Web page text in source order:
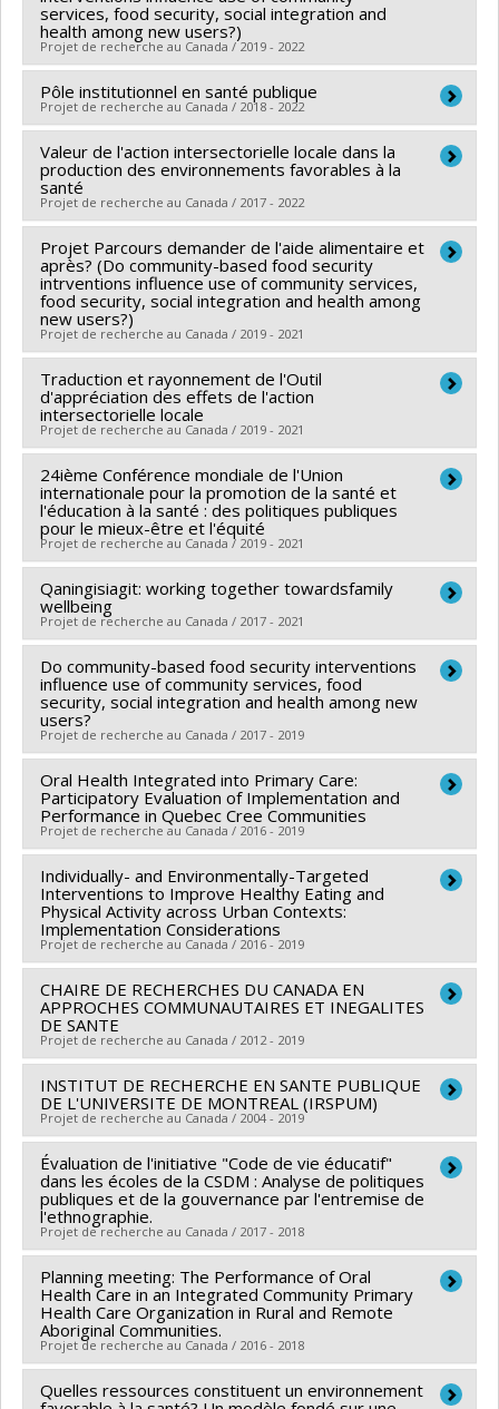
,Isabelle Laurin,Patrick Morency,Rachel Engler-
Stringer ,Éric Robitaille, Jat Sandhu
Sources de financement :IRSC/Instituts de recherche
en santé du Canada
Programmes de subvention :PVXXXXXX-Subvention
d'équipe
en santé du Canada
Programmes de subvention :PVXXXXXX-Prix
services, food security, social integration and
health among new users?)
Projet de recherche au Canada / 2019 - 2022
Chercheur principal : Louise Potvin
Co-chercheurs : Geneviève Mercille
Sources de financement :Fondation du Grand
Montréal
Programmes de subvention :
Pôle institutionnel en santé publique
Projet de recherche au Canada / 2018 - 2022
Chercheur principal : Louise Potvin
Sources de financement :MSSS/Ministère de la Santé
et des Services sociaux
Programmes de subvention :
Valeur de l'action intersectorielle locale dans la
production des environnements favorables à la
santé
Projet de recherche au Canada / 2017 - 2022
Chercheur principal : Louise Potvin
Co-chercheurs : Angèle Bilodeau,Denis Bourque
Sources de financement :IRSC/Instituts de recherche
en santé du Canada
Programmes de subvention :PVXXXXXX-(PJT)
Subvention Projet
Projet Parcours demander de l'aide alimentaire et
après? (Do community-based food security
intrventions influence use of community services,
food security, social integration and health among
new users?)
Projet de recherche au Canada / 2019 - 2021
Chercheur principal : Louise Potvin
Co-chercheurs : Geneviève Mercille
Sources de financement :Mission inclusion
Programmes de subvention :
Traduction et rayonnement de l'Outil
d'appréciation des effets de l'action
intersectorielle locale
Projet de recherche au Canada / 2019 - 2021
Chercheur principal : Angèle Bilodeau
Co-chercheurs : Louise Potvin
Sources de financement :CRSH/Conseil de recherches
en sciences humaines du Canada
Programmes de subvention :PV152160-Subvention
Connexion
24ième Conférence mondiale de l'Union
internationale pour la promotion de la santé et
l'éducation à la santé : des politiques publiques
pour le mieux-être et l'équité
Projet de recherche au Canada / 2019 - 2021
Chercheur principal : Louise Potvin
Sources de financement :FRQS/Fonds de recherche
du Québec - Santé (FRSQ)
Programmes de subvention :PVXXXXXX-Projets
spéciaux - Conférences - Congrès - Colloques
(financement partagé entre les fonds de recherche du
Québec)
Qaningisiagit: working together towardsfamily
wellbeing
Projet de recherche au Canada / 2017 - 2021
Chercheur principal : Sarah Fraser
Co-chercheurs : Louise Potvin,Laurence Kirmayer
Mélanie Vachon
Sources de financement :IRSC/Instituts de recherche
en santé du Canada
Programmes de subvention :PVXXXXXX-Subvention
catalyseur
Do community-based food security interventions
influence use of community services, food
security, social integration and health among new
users?
Projet de recherche au Canada / 2017 - 2019
Chercheur principal : Louise Potvin
Co-chercheurs : Jennifer O'Loughlin,Geneviève
Mercille ,Mylene Riva
Sources de financement :
IRSC/Instituts de recherche
en santé du Canada
Programmes de subvention :PVXXXXXX-(PJT)
Subvention Projet
Oral Health Integrated into Primary Care:
Participatory Evaluation of Implementation and
Performance in Quebec Cree Communities
Projet de recherche au Canada / 2016 - 2019
Chercheur principal : Elham Emami
Co-chercheurs : Louise Potvin,Marie-Pierre Bousquet
,Félix Girard,Christopher Bedos
Law,Yves Couturier,Christine Loignon,Mary Ellen
Macdonald,Vivian RAMSDEN,Christopher Fletcher
,
Aimée Brennan Dawson
Sources de financement :IRSC/Instituts de recherche
Programmes de subvention :PVXX5647-(MOP)
Subvention de fonctionnement incluant les
subventions de fonctionnement programmatiques
(général)
Individually- and Environmentally-Targeted
Interventions to Improve Healthy Eating and
Physical Activity across Urban Contexts:
Implementation Considerations
Projet de recherche au Canada / 2016 - 2019
Chercheur principal : Lise Gauvin
Co-chercheurs : Louise Potvin,Marie-France Raynault
,Yan Kestens,Marie-Hélène Mayrand
Datta,Nazeem MUHAJARINE
Sources de financement :IRSC/Instituts de recherche
en santé du Canada
Programmes de subvention :PVXXXXXX-(PJT)
Subvention Projet
CHAIRE DE RECHERCHES DU CANADA EN
APPROCHES COMMUNAUTAIRES ET INEGALITES
DE SANTE
Projet de recherche au Canada / 2012 - 2019
Chercheur principal : Louise Potvin
Sources de financement :SPIIE/Secrétariat des
programmes interorganismes à l’intention des
établissements
Programmes de subvention :PVX50399-Chaires de
recherche du Canada
INSTITUT DE RECHERCHE EN SANTE PUBLIQUE
DE L'UNIVERSITE DE MONTREAL (IRSPUM)
Projet de recherche au Canada / 2004 - 2019
Chercheur principal : Lucie Richard ,Louise Potvin
Sources de financement :FRQS/Fonds de recherche
du Québec - Santé (FRSQ)
Programmes de subvention :PVXXXXXX-Subvention
de groupe de recherche
Évaluation de l'initiative "Code de vie éducatif"
dans les écoles de la CSDM : Analyse de politiques
publiques et de la gouvernance par l'entremise de
l'ethnographie.
Projet de recherche au Canada / 2017 - 2018
Chercheur principal : Louise Potvin
Co-chercheurs : Robert Bastien
Sources de financement :
et des Services sociaux
Programmes de subvention :
Planning meeting: The Performance of Oral
Health Care in an Integrated Community Primary
Health Care Organization in Rural and Remote
Aboriginal Communities.
Projet de recherche au Canada / 2016 - 2018
Chercheur principal : Elham Emami
Quelles ressources constituent un environnement